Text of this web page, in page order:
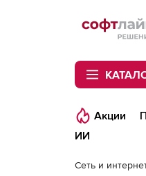
Softline
Акции
ИИ
Сеть и